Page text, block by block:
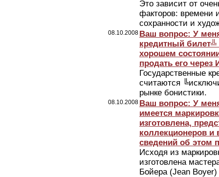
Это зависит от
факторов: времени
сохранности и
08.10.2008 Ваш вопрос: У
кредитный билет╩
хорошем
продать его через
Государственные
считаются
рынке бонистики.
08.10.2008 Ваш вопрос: У
имеется
изготовлена,
коллекционеров и
сведений об этом
Исходя из
изготовлена
Бойера (Jean